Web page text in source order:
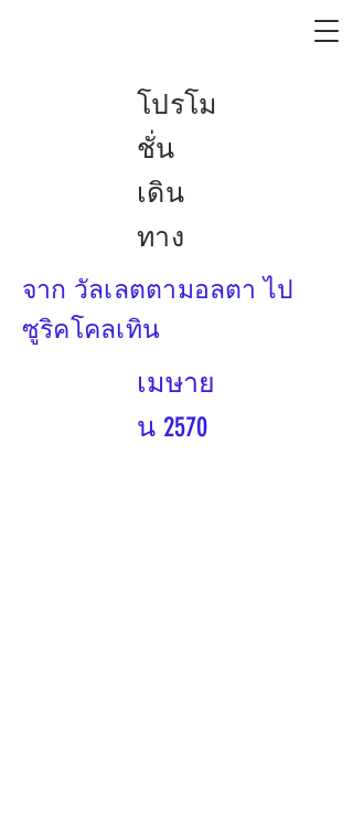
โปรโม
ชั่น
เดิน
ทาง
จาก วัลเลตตามอลตา ไป
ซูริคโคลเทิน
เมษาย
น 2570